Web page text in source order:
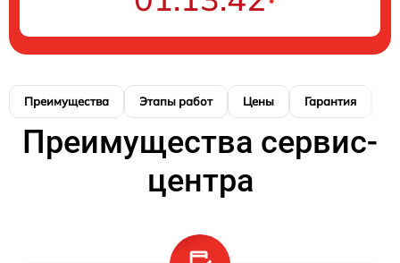
Преимущества Этапы работ Цены Гарантия
Преимущества сервис-
центра